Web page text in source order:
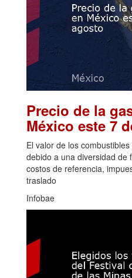
Precio de la
México este 7
El valor de los
debido a una diversidad de
costos de referencia,
traslado
Infobae